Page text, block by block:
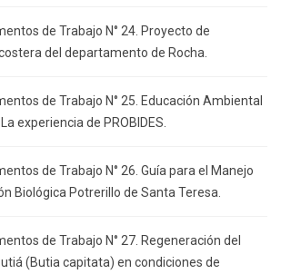
de Trabajo N° 24. Proyecto de
del departamento de Rocha.
de Trabajo N° 25. Educación Ambiental
experiencia de PROBIDES.
de Trabajo N° 26. Guía para el Manejo
Biológica Potrerillo de Santa Teresa.
de Trabajo N° 27. Regeneración del
(Butia capitata) en condiciones de